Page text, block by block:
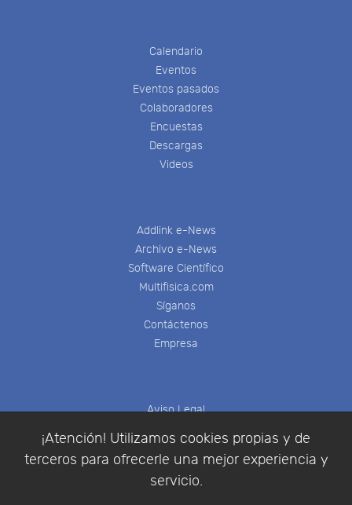
¡Atención! Utilizamos cookies propias y de
terceros para ofrecerle una mejor experiencia y
servicio.
Calendario
Eventos
Eventos pasados
Colaboradores
Encuestas
Descargas
Videos
Addlink e-News
Archivo e-News
Software Científico
Multifisica.com
Síganos
Contáctenos
Empresa
Aviso Legal
Política de Privacidad
Condiciones de compra
Identificarse